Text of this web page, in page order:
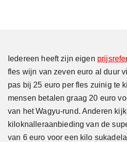
Iedereen heeft zijn eigen
fles wijn van zeven euro al duur
pas bij 25 euro per fles zuinig te
mensen betalen graag 20 euro
van het Wagyu-rund. Anderen
kiloknalleraanbieding van de
van 6 euro voor een kilo